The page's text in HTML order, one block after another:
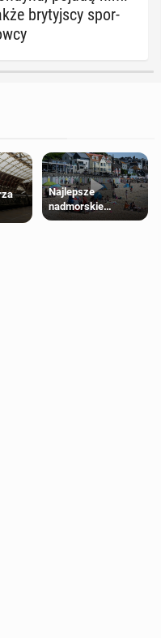
bry­tyj­scy spor­
Najlepsze
nadmorskie
miasteczko blisko